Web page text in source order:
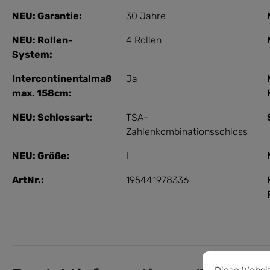
NEU: Garantie: 30 Jahre
NEU: Rollen-
System:
4 Rollen
Intercontinentalmaß
max. 158cm:
Ja
NEU: Schlossart:
TSA-
Zahlenkombinationsschloss
NEU: Größe: L
ArtNr.: 195441978336
Cookie-
Diese Website